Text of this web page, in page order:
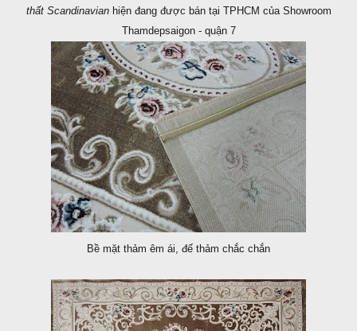
thất Scandinavianhiện đang được bán tại TPHCM của Showroom
Thamdepsaigon - quận 7
Bề mặt thảm êm ái, đế thảm chắc chắn